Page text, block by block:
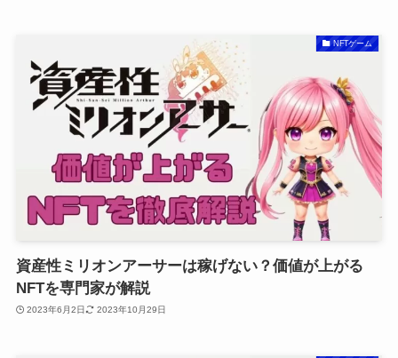
NFTゲーム
資産性ミリオンアーサーは稼げない？価値が上がる
NFTを専門家が解説
2023年6月2日 2023年10月29日